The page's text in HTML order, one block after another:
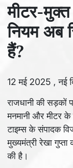
मीटर-मुक्त
नियम अब
हैं?
12 मई 2025 , नई
राजधानी की सड़कों
मनमानी और मीटर
टाइम्स के संपादक
मुख्यमंत्री रेखा
की है।